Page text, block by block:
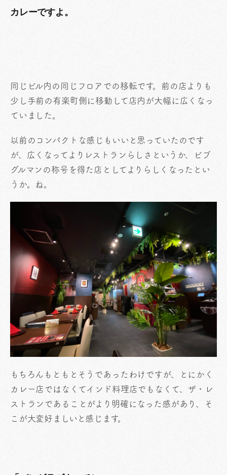
カレーですよ。
同じビル内の同じフロアでの移転です。前の店よりも
少し手前の有楽町側に移動して店内が大幅に広くなっ
ていました。
以前のコンパクトな感じもいいと思っていたのです
が、広くなってよりレストランらしさというか、ビブ
グルマンの称号を得た店としてよりらしくなったとい
うか。ね。
もちろんもともとそうであったわけですが、とにかく
カレー店ではなくてインド料理店でもなくて、ザ・レ
ストランであることがより明確になった感があり、そ
こが大変好ましいと感じます。